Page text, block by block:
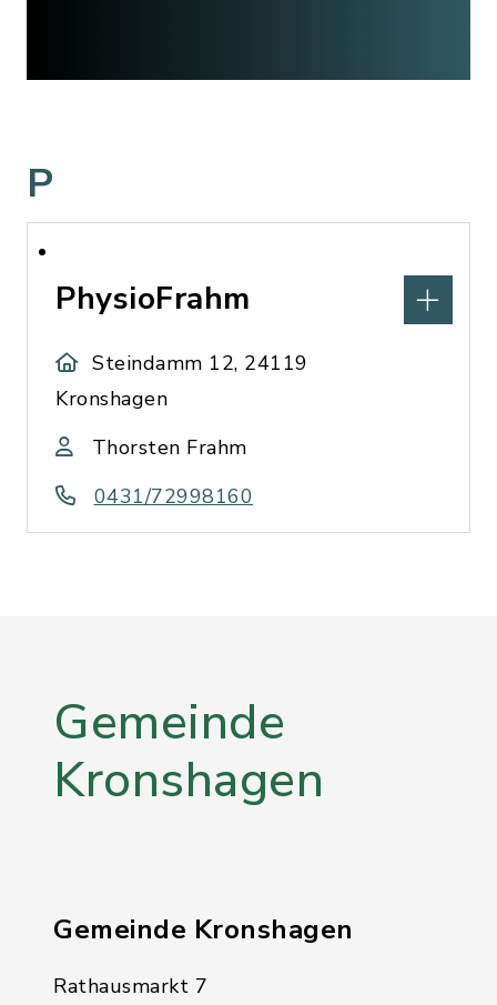
P
PhysioFrahm
Steindamm 12, 24119
Kronshagen
Thorsten Frahm
0431/72998160
Gemeinde
Kronshagen
Gemeinde Kronshagen
Rathausmarkt 7